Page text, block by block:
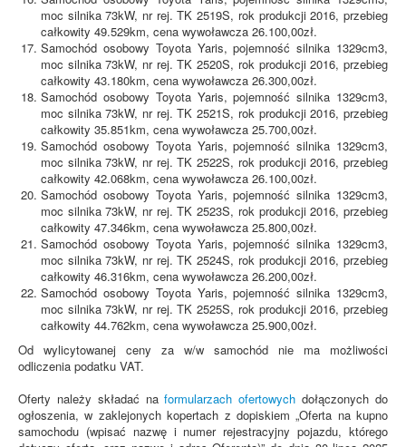
moc silnika 73kW, nr rej. TK 2519S, rok produkcji 2016, przebieg
całkowity 49.529km, cena wywoławcza 26.100,00zł.
Samochód osobowy Toyota Yaris, pojemność silnika 1329cm3,
moc silnika 73kW, nr rej. TK 2520S, rok produkcji 2016, przebieg
całkowity 43.180km, cena wywoławcza 26.300,00zł.
Samochód osobowy Toyota Yaris, pojemność silnika 1329cm3,
moc silnika 73kW, nr rej. TK 2521S, rok produkcji 2016, przebieg
całkowity 35.851km, cena wywoławcza 25.700,00zł.
Samochód osobowy Toyota Yaris, pojemność silnika 1329cm3,
moc silnika 73kW, nr rej. TK 2522S, rok produkcji 2016, przebieg
całkowity 42.068km, cena wywoławcza 26.100,00zł.
Samochód osobowy Toyota Yaris, pojemność silnika 1329cm3,
moc silnika 73kW, nr rej. TK 2523S, rok produkcji 2016, przebieg
całkowity 47.346km, cena wywoławcza 25.800,00zł.
Samochód osobowy Toyota Yaris, pojemność silnika 1329cm3,
moc silnika 73kW, nr rej. TK 2524S, rok produkcji 2016, przebieg
całkowity 46.316km, cena wywoławcza 26.200,00zł.
Samochód osobowy Toyota Yaris, pojemność silnika 1329cm3,
moc silnika 73kW, nr rej. TK 2525S, rok produkcji 2016, przebieg
całkowity 44.762km, cena wywoławcza 25.900,00zł.
Od wylicytowanej ceny za w/w samochód nie ma możliwości
odliczenia podatku VAT.
Oferty należy składać naformularzach ofertowych dołączonych do
ogłoszenia, w zaklejonych kopertach z dopiskiem „Oferta na kupno
samochodu (wpisać nazwę i numer rejestracyjny pojazdu, którego